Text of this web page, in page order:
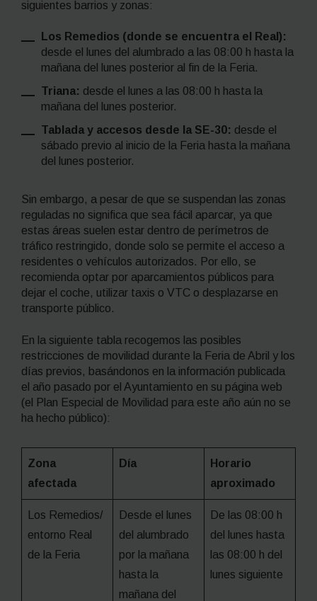
siguientes barrios y zonas:
Los Remedios (donde se encuentra el Real):
desde el lunes del alumbrado a las 08:00 h hasta la
mañana del lunes posterior al fin de la Feria.
Triana: desde el lunes a las 08:00 h hasta la
mañana del lunes posterior.
Tablada y accesos desde la SE-30: desde el
sábado previo al inicio de la Feria hasta la mañana
del lunes posterior.
Sin embargo, a pesar de que se suspendan las zonas
reguladas no significa que sea fácil aparcar, ya que
estas áreas suelen estar dentro de perímetros de
tráfico restringido, donde solo se permite el acceso a
residentes o vehículos autorizados. Por ello, se
recomienda optar por aparcamientos públicos para
dejar el coche, utilizar taxis o VTC o desplazarse en
transporte público.
En la siguiente tabla recogemos las posibles
restricciones de movilidad durante la Feria de Abril y los
días previos, basándonos en la información publicada
el año pasado por el Ayuntamiento en su página web
(el Plan Especial de Movilidad para este año aún no se
ha hecho público):
Zona
afectada
Día
Horario
aproximado
Los Remedios/
entorno Real
de la Feria
Desde el lunes
del alumbrado
por la mañana
hasta la
mañana del
De las 08:00 h
del lunes hasta
las 08:00 h del
lunes siguiente